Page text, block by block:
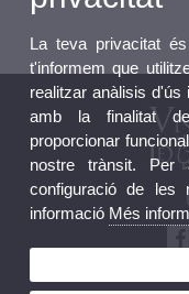
La teva privacitat
t'informem que
realitzar anàlisis
amb la finalitat de
proporcionar
nostre trànsit. Per
configuració de les
informació Més